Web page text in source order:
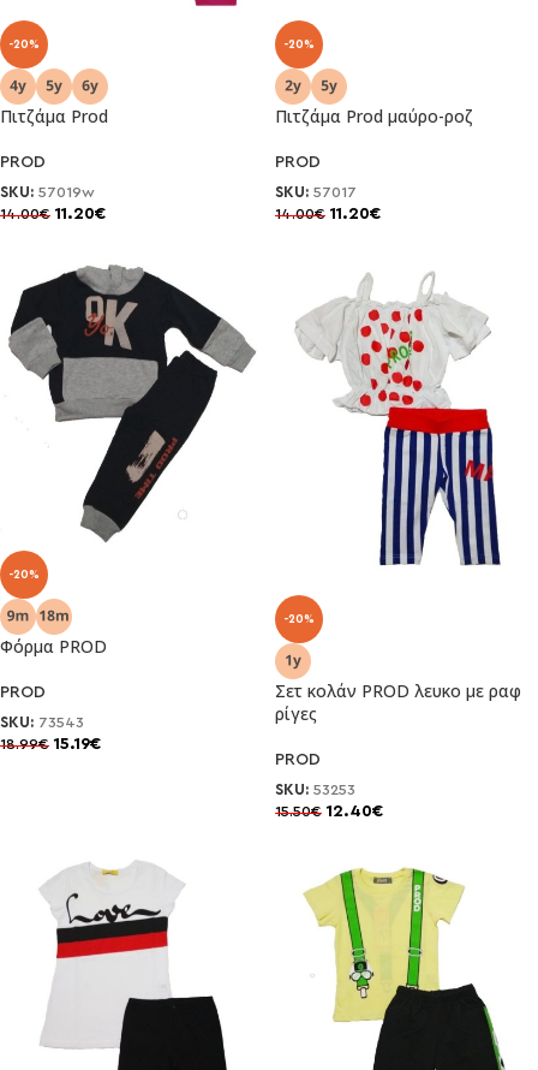
-20%
Πιτζάμα Prod
PROD
SKU: 57019w
14.00€ 11.20€
-20%
Πιτζάμα Prod μαύρο-ροζ
PROD
SKU: 57017
14.00€ 11.20€
-20%
Φόρμα PROD
PROD
SKU: 73543
18.99€ 15.19€
-20%
Σετ κολάν PROD λευκο με ραφ
ρίγες
PROD
SKU: 53253
15.50€ 12.40€